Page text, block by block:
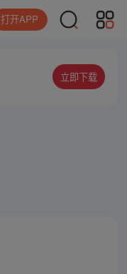
打开APP
立即下载